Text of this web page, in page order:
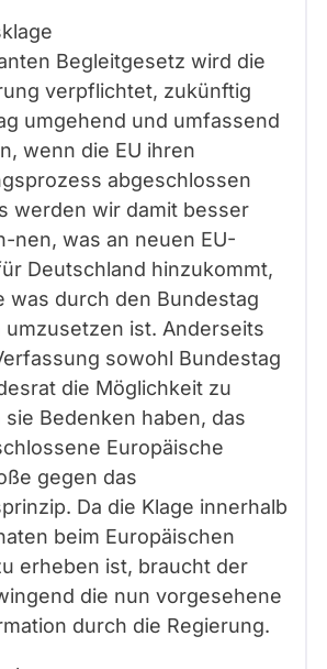
Begleitgesetz wird die
verpflichtet, zukünftig
umgehend und umfassend
wenn die EU ihren
abgeschlossen
werden wir damit besser
nen, was an neuen EU-
Deutschland hinzukommt,
was durch den Bundestag
umzusetzen ist. Anderseits
sowohl Bundestag
die Möglichkeit zu
Bedenken haben, das
Europäische
gegen das
Da die Klage innerhalb
beim Europäischen
erheben ist, braucht der
die nun vorgesehene
durch die Regierung.